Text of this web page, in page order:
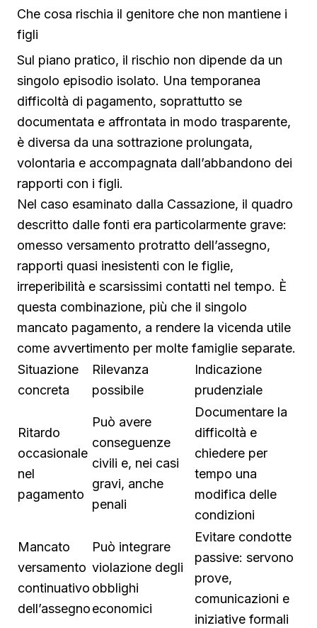
Che cosa rischia il genitore che non mantiene i
figli
Sul piano pratico, il rischio non dipende da un
singolo episodio isolato. Una temporanea
difficoltà di pagamento, soprattutto se
documentata e affrontata in modo trasparente,
è diversa da una sottrazione prolungata,
volontaria e accompagnata dall’abbandono dei
rapporti con i figli.
Nel caso esaminato dalla Cassazione, il quadro
descritto dalle fonti era particolarmente grave:
omesso versamento protratto dell’assegno,
rapporti quasi inesistenti con le figlie,
irreperibilità e scarsissimi contatti nel tempo. È
questa combinazione, più che il singolo
mancato pagamento, a rendere la vicenda utile
come avvertimento per molte famiglie separate.
Situazione
concreta
Rilevanza
possibile
Indicazione
prudenziale
Ritardo
occasionale
nel
pagamento
Può avere
conseguenze
civili e, nei casi
gravi, anche
penali
Documentare la
difficoltà e
chiedere per
tempo una
modifica delle
condizioni
Mancato
versamento
continuativo
dell’assegno
Può integrare
violazione degli
obblighi
economici
Evitare condotte
passive: servono
prove,
comunicazioni e
iniziative formali